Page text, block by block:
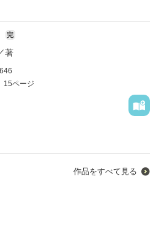
た！
が
たら
きますが、
いますか？
い。
していても
完
著
15ページ
作品をすべて見る